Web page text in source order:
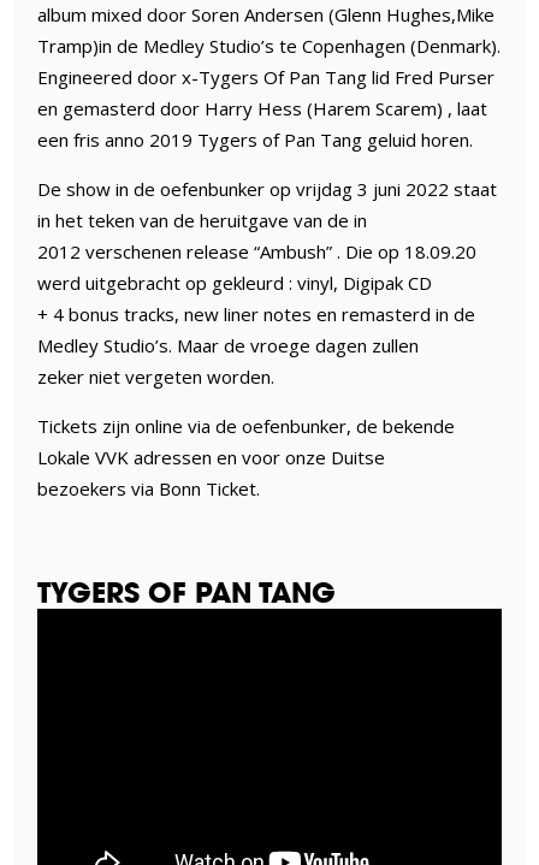
album mixed door Soren Andersen (Glenn Hughes,Mike
Tramp)in de Medley Studio’s te Copenhagen (Denmark).
Engineered door x-Tygers Of Pan Tang lid Fred Purser
en gemasterd door Harry Hess (Harem Scarem) , laat
een fris anno 2019 Tygers of Pan Tang geluid horen.
De show in de oefenbunker op vrijdag 3 juni 2022 staat
in het teken van de heruitgave van de in
2012 verschenen release “Ambush” . Die op 18.09.20
werd uitgebracht op gekleurd : vinyl, Digipak CD
+ 4 bonus tracks, new liner notes en remasterd in de
Medley Studio’s. Maar de vroege dagen zullen
zeker niet vergeten worden.
Tickets zijn online via de oefenbunker, de bekende
Lokale VVK adressen en voor onze Duitse
bezoekers via Bonn Ticket.
TYGERS OF PAN TANG